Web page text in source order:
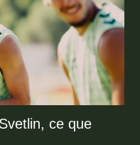
ce que